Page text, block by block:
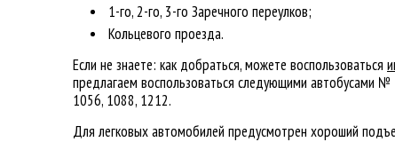
1-го, 2-го, 3-го Заречного переулков;
Кольцевого проезда.
Если не знаете: как добраться, можете воспользоваться
предлагаем воспользоваться следующими автобусами
1056, 1088, 1212.
Для легковых автомобилей предусмотрен хороший